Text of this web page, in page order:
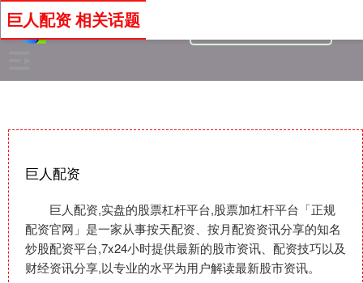
巨人配资
巨人配资,实盘的股票杠杆平台,股票加杠杆平台「正规
配资官网」是一家从事按天配资、按月配资资讯分享的知名
炒股配资平台,7x24小时提供最新的股市资讯、配资技巧以及
财经资讯分享,以专业的水平为用户解读最新股市资讯。
巨人配资 相关话题